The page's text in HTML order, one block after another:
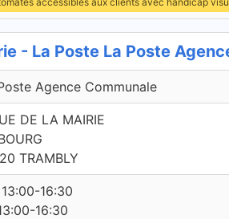
- La Poste La Poste
Agence Communale
DE LA MAIRIE
TRAMBLY
16:30
16:30